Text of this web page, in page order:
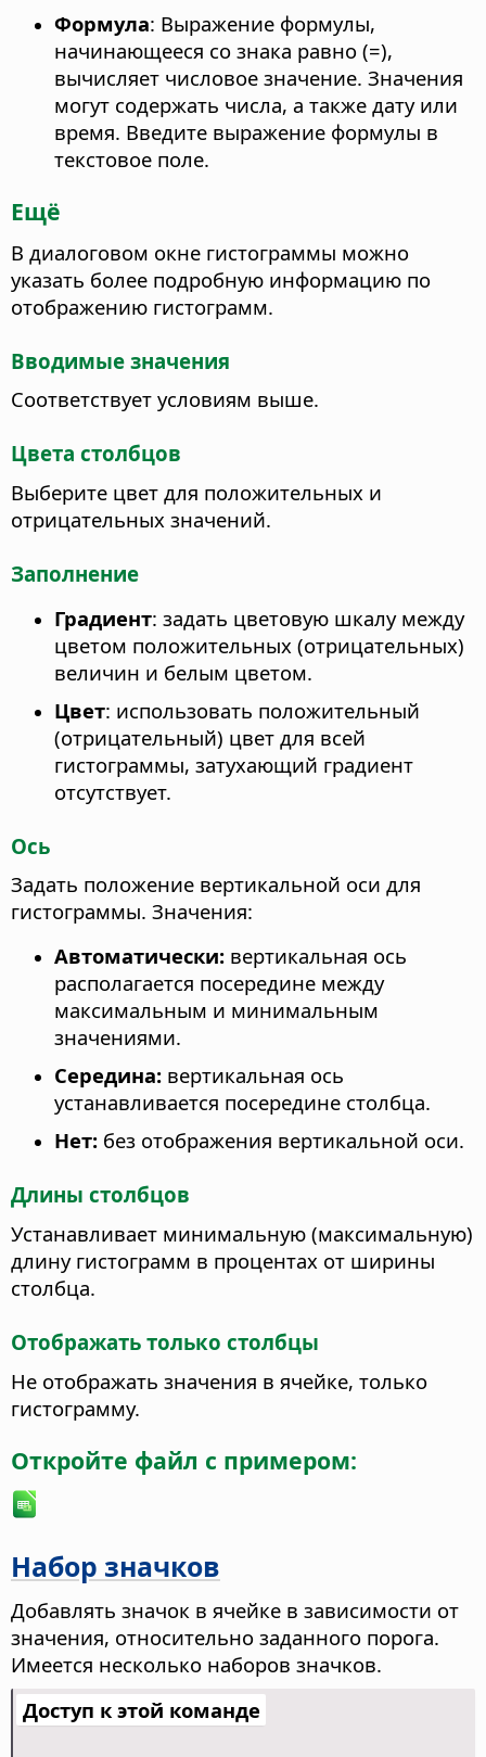
Формула: Выражение формулы,
начинающееся со знака равно (=),
вычисляет числовое значение. Значения
могут содержать числа, а также дату или
время. Введите выражение формулы в
текстовое поле.
Ещё
В диалоговом окне гистограммы можно
указать более подробную информацию по
отображению гистограмм.
Вводимые значения
Соответствует условиям выше.
Цвета столбцов
Выберите цвет для положительных и
отрицательных значений.
Заполнение
Градиент: задать цветовую шкалу между
цветом положительных (отрицательных)
величин и белым цветом.
Цвет: использовать положительный
(отрицательный) цвет для всей
гистограммы, затухающий градиент
отсутствует.
Ось
Задать положение вертикальной оси для
гистограммы. Значения:
Автоматически: вертикальная ось
располагается посередине между
максимальным и минимальным
значениями.
Середина: вертикальная ось
устанавливается посередине столбца.
Нет: без отображения вертикальной оси.
Длины столбцов
Устанавливает минимальную (максимальную)
длину гистограмм в процентах от ширины
столбца.
Отображать только столбцы
Не отображать значения в ячейке, только
гистограмму.
Откройте файл с примером:
Набор значков
Добавлять значок в ячейке в зависимости от
значения, относительно заданного порога.
Имеется несколько наборов значков.
Доступ к этой команде